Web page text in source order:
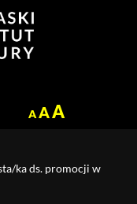
A AA
ka ds. promocji w